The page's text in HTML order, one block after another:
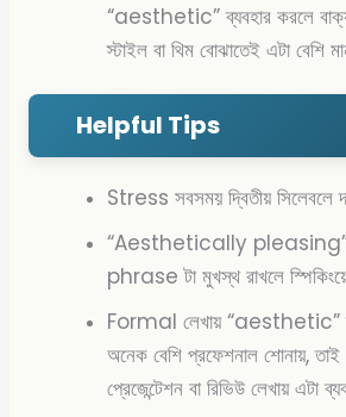
“aesthetic” ব্যবহার করলে
স্টাইল বা থিম বোঝাতেই এটা বেশি
Helpful Tips
Stress সবসময় দ্বিতীয়
“Aesthetically pleasing”
phrase টা মুখস্থ রাখলে
Formal লেখায় “aesthetic”
অনেক বেশি প্রফেশনাল শোনায়,
প্রেজেন্টেশন বা রিভিউ লেখায় এটা